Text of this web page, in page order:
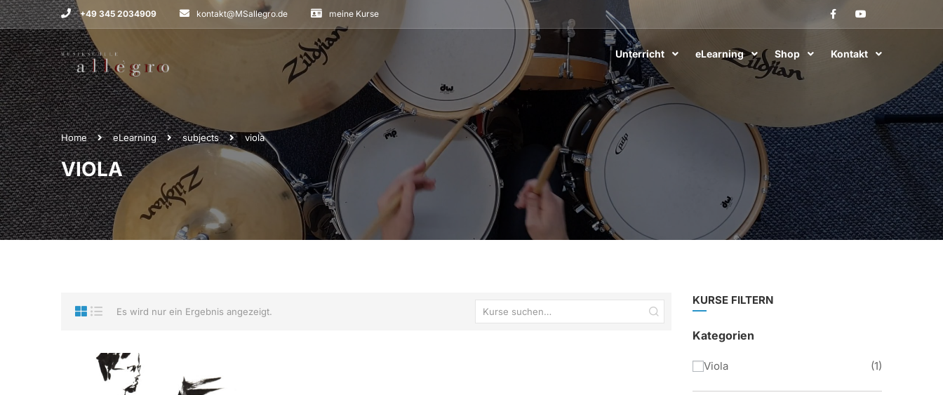
+49 345 2034909 kontakt@MSallegro.de meine Kurse
Unterricht eLearning Shop Kontakt
Home eLearning subjects viola
VIOLA
Es wird nur ein Ergebnis angezeigt.
KURSE FILTERN
Kategorien
Viola 1